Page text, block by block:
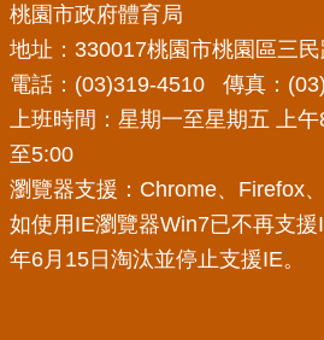
政
府
資
訊
公
開
回
桃園市政府體育局
地址：330017桃園市桃園區三
電話：(03)319-4510 傳真：
上班時間：星期一至星期五 上
至5:00
瀏覽器支援：Chrome、Firefox
如使用IE瀏覽器Win7已不再支
年6月15日淘汰並停止支援IE。